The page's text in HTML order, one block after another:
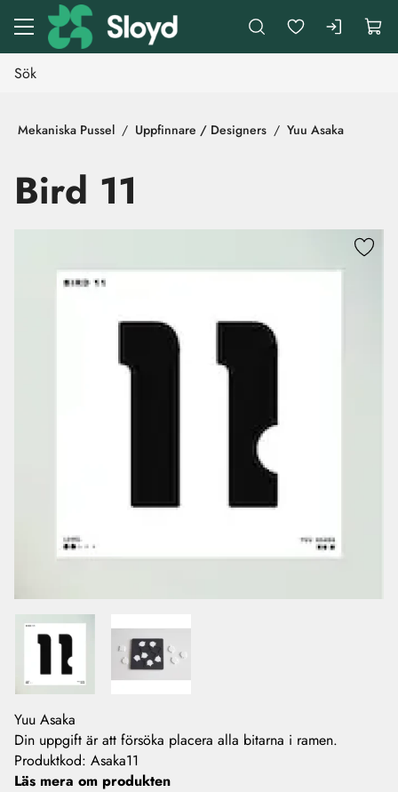
Gå till huvudinnehåll
Mekaniska Pussel Uppfinnare / Designers Yuu Asaka
Bird 11
Yuu Asaka
Din uppgift är att försöka placera alla bitarna i ramen.
Produktkod: Asaka11
Läs mera om produkten